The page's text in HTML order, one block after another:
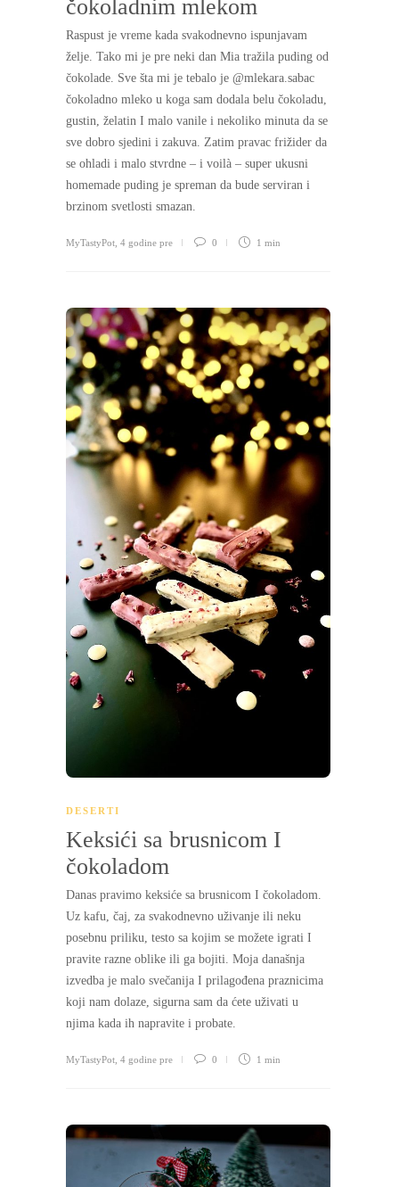
čokoladnim mlekom
Raspust je vreme kada svakodnevno ispunjavam
želje. Tako mi je pre neki dan Mia tražila puding od
čokolade. Sve šta mi je tebalo je @mlekara.sabac
čokoladno mleko u koga sam dodala belu čokoladu,
gustin, želatin I malo vanile i nekoliko minuta da se
sve dobro sjedini i zakuva. Zatim pravac frižider da
se ohladi i malo stvrdne – i voilà – super ukusni
homemade puding je spreman da bude serviran i
brzinom svetlosti smazan.
MyTastyPot, 4 godine pre 0 1 min
DESERTI
Keksići sa brusnicom I
čokoladom
Danas pravimo keksiće sa brusnicom I čokoladom.
Uz kafu, čaj, za svakodnevno uživanje ili neku
posebnu priliku, testo sa kojim se možete igrati I
pravite razne oblike ili ga bojiti. Moja današnja
izvedba je malo svečanija I prilagođena praznicima
koji nam dolaze, sigurna sam da ćete uživati u
njima kada ih napravite i probate.
MyTastyPot, 4 godine pre 0 1 min